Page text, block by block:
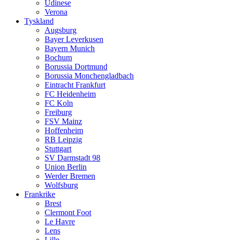
Udinese
Verona
Tyskland
Augsburg
Bayer Leverkusen
Bayern Munich
Bochum
Borussia Dortmund
Borussia Monchengladbach
Eintracht Frankfurt
FC Heidenheim
FC Koln
Freiburg
FSV Mainz
Hoffenheim
RB Leipzig
Stuttgart
SV Darmstadt 98
Union Berlin
Werder Bremen
Wolfsburg
Frankrike
Brest
Clermont Foot
Le Havre
Lens